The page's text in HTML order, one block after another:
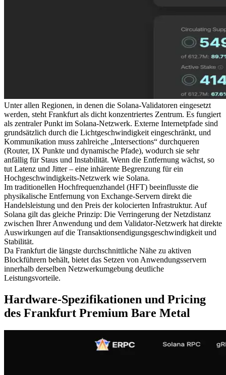
Unter allen Regionen, in denen die Solana-Validatoren eingesetzt
werden, steht Frankfurt als dicht konzentriertes Zentrum. Es fungiert
als zentraler Punkt im Solana-Netzwerk. Externe Internetpfade sind
grundsätzlich durch die Lichtgeschwindigkeit eingeschränkt, und
Kommunikation muss zahlreiche „Intersections“ durchqueren
(Router, IX Punkte und dynamische Pfade), wodurch sie sehr
anfällig für Staus und Instabilität. Wenn die Entfernung wächst, so
tut Latenz und Jitter – eine inhärente Begrenzung für ein
Hochgeschwindigkeits-Netzwerk wie Solana.
Im traditionellen Hochfrequenzhandel (HFT) beeinflusste die
physikalische Entfernung von Exchange-Servern direkt die
Handelsleistung und den Preis der kolocierten Infrastruktur. Auf
Solana gilt das gleiche Prinzip: Die Verringerung der Netzdistanz
zwischen Ihrer Anwendung und dem Validator-Netzwerk hat direkte
Auswirkungen auf die Transaktionsendigungsgeschwindigkeit und
Stabilität.
Da Frankfurt die längste durchschnittliche Nähe zu aktiven
Blockführern behält, bietet das Setzen von Anwendungsservern
innerhalb derselben Netzwerkumgebung deutliche
Leistungsvorteile.
Hardware-Spezifikationen und Pricing
des Frankfurt Premium Bare Metal